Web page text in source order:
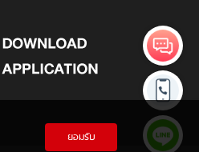
ยอมรับ